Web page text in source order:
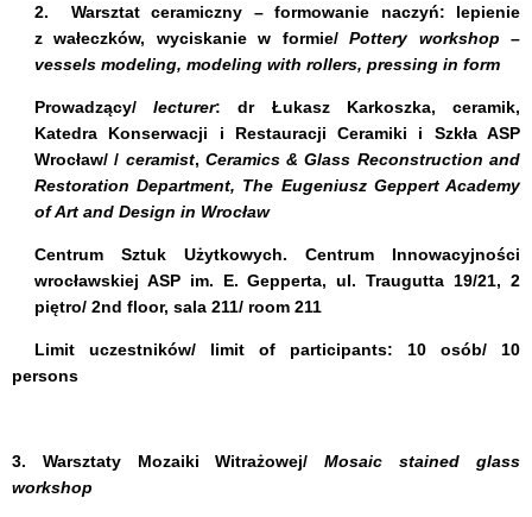
2.
Warsztat ceramiczny – formowanie naczyń: lepienie
z wałeczków, wyciskanie w formie/Pottery workshop –
vessels modeling, modeling with rollers, pressing in form
Prowadzący/lecturer:dr Łukasz Karkoszka, ceramik,
Katedra Konserwacji i Restauracji Ceramiki i Szkła ASP
Wrocław/ / ceramist, Ceramics & Glass Reconstruction and
Restoration Department, The Eugeniusz Geppert Academy
of Art and Design in Wrocław
Centrum Sztuk Użytkowych. Centrum Innowacyjności
wrocławskiej ASP im. E. Gepperta, ul. Traugutta 19/21,2
piętro/ 2nd floor, sala 211/ room 211
Limit uczestników/ limit of participants: 10 osób/ 10
persons
3. Warsztaty Mozaiki Witrażowej/Mosaic stained glass
workshop